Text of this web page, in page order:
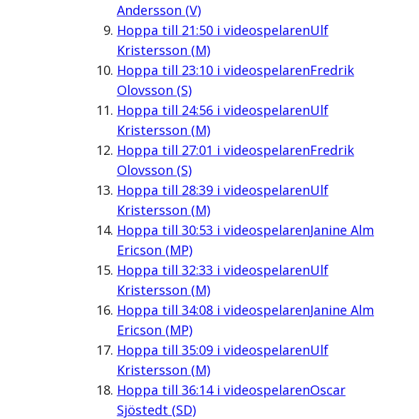
Andersson (V)
Hoppa till 21:50i videospelarenUlf
Kristersson (M)
Hoppa till 23:10i videospelarenFredrik
Olovsson (S)
Hoppa till 24:56i videospelarenUlf
Kristersson (M)
Hoppa till 27:01 i videospelarenFredrik
Olovsson (S)
Hoppa till 28:39i videospelarenUlf
Kristersson (M)
Hoppa till 30:53 i videospelarenJanine Alm
Ericson (MP)
Hoppa till 32:33 i videospelarenUlf
Kristersson (M)
Hoppa till 34:08i videospelarenJanine Alm
Ericson (MP)
Hoppa till 35:09i videospelarenUlf
Kristersson (M)
Hoppa till 36:14i videospelarenOscar
Sjöstedt (SD)